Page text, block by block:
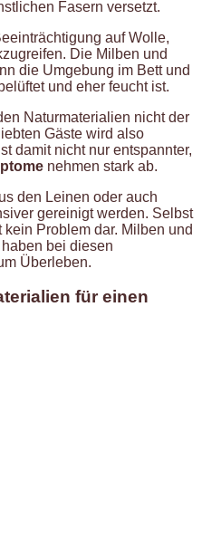
Fasern versetzt.
auf Wolle,
Die Milben und
die Umgebung im Bett und
und eher feucht ist.
Naturmaterialien nicht der
Gäste wird also
damit nicht nur entspannter,
nehmen stark ab.
den Leinen oder auch
gereinigt werden. Selbst
kein Problem dar. Milben und
bei diesen
Überleben.
für einen